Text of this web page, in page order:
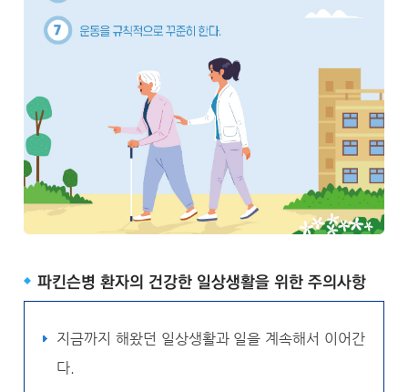
파킨슨병 환자의 건강한 일상생활을 위한 주의사항
지금까지 해왔던 일상생활과 일을 계속해서 이어간
다.